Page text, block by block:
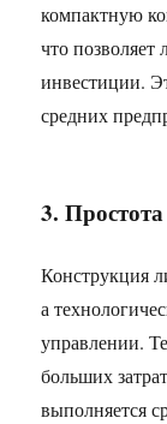
компактную
что позволяет
инвестиции.
средних
3.
Конструкция
а
управлении.
больших
выполняется